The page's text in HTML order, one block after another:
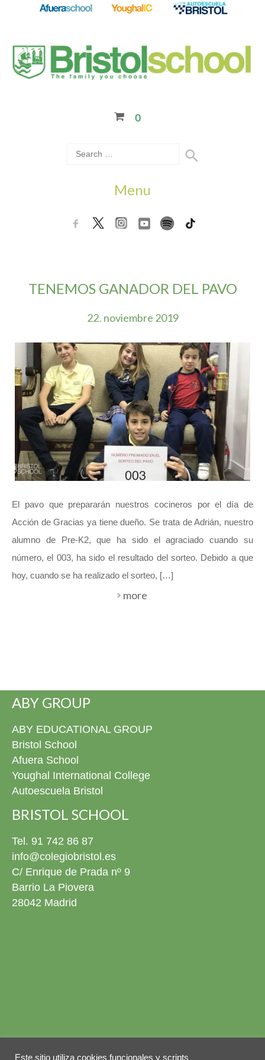
0
Menu
TENEMOS GANADOR DEL PAVO
22. noviembre 2019
El pavo que prepararán nuestros cocineros por el día de
Acción de Gracias ya tiene dueño. Se trata de Adrián, nuestro
alumno de Pre-K2, que ha sido el agraciado cuando su
número, el 003, ha sido el resultado del sorteo. Debido a que
hoy, cuando se ha realizado el sorteo, […]
more
ABY GROUP
ABY EDUCATIONAL GROUP
Bristol School
Afuera School
Youghal International College
Autoescuela Bristol
BRISTOL SCHOOL
Tel. 91 742 86 87
info@colegiobristol.es
C/ Enrique de Prada nº 9
Barrio La Piovera
28042 Madrid
Este sitio utiliza cookies funcionales y scripts